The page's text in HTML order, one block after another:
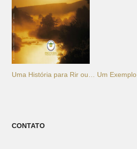
Uma História para Rir ou… Um Exemplo
CONTATO